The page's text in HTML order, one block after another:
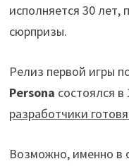
исполняется 30 лет,
сюрпризы.
Релиз первой игры
Persona состоялся в
разработчики
Возможно, именно в